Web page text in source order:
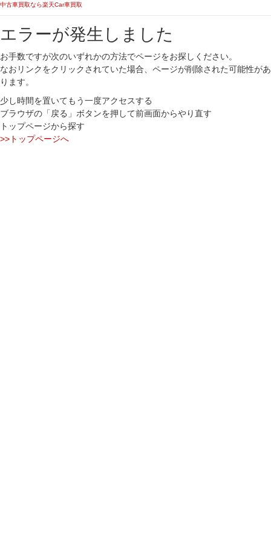
中古車買取なら楽天Car車買取
エラーが発生しました
お手数ですが次のいずれかの方法でページをお探しください。
なおリンクをクリックされていた場合、ページが削除された可能性があ
ります。
少し時間を置いてもう一度アクセスする
ブラウザの「戻る」ボタンを押して前画面からやり直す
トップページから探す
>>トップページへ